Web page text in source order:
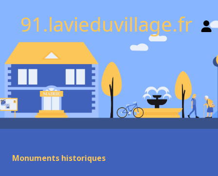
91.lavieduvillage.fr
Monuments historiques